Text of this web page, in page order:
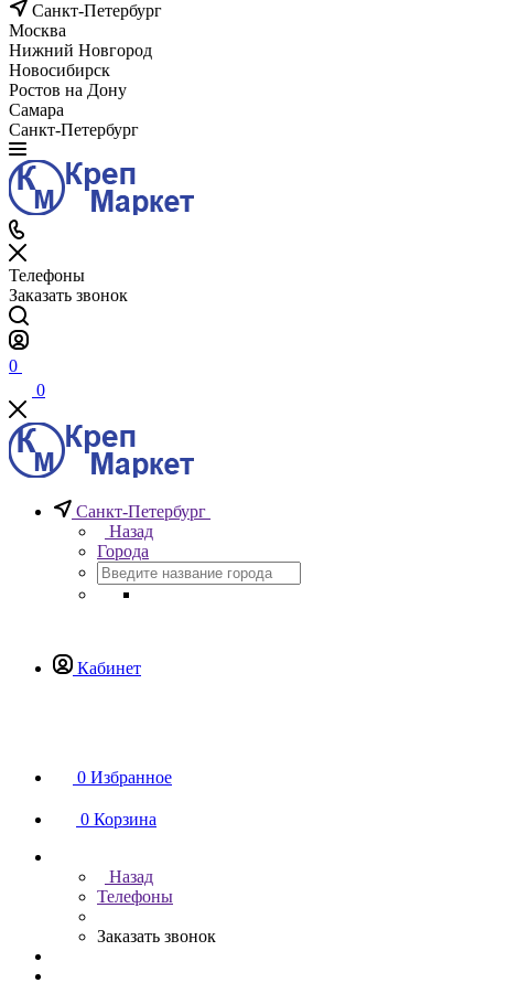
Санкт-Петербург
Москва
Нижний Новгород
Новосибирск
Ростов на Дону
Самара
Санкт-Петербург
Телефоны
Заказать звонок
0
0
Санкт-Петербург
Назад
Города
Кабинет
0 Избранное
0 Корзина
Назад
Телефоны
Заказать звонок